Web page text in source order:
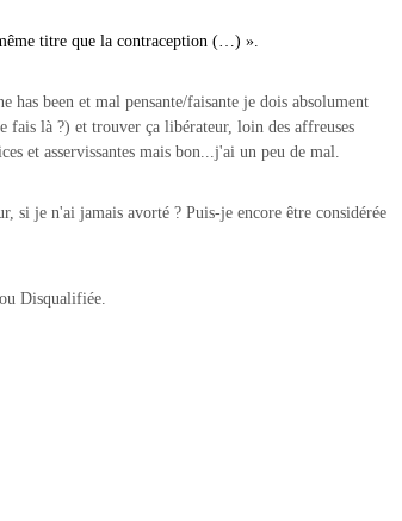
titre que la contraception (…) ».
has been et mal pensante/faisante je dois absolument
fais là ?) et trouver ça libérateur, loin des affreuses
et asservissantes mais bon...j'ai un peu de mal.
si je n'ai jamais avorté ? Puis-je encore être considérée
Disqualifiée.